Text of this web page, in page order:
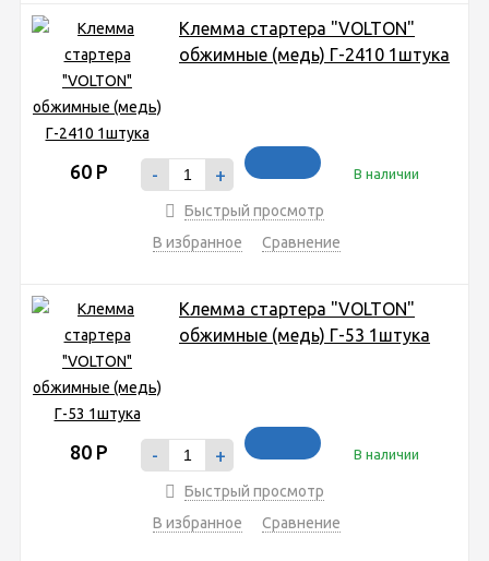
Клемма стартера "VOLTON"
обжимные (медь) Г-2410 1штука
60 Р - + В наличии
Быстрый просмотр
В избранное
Сравнение
Клемма стартера "VOLTON"
обжимные (медь) Г-53 1штука
80 Р - + В наличии
Быстрый просмотр
В избранное
Сравнение